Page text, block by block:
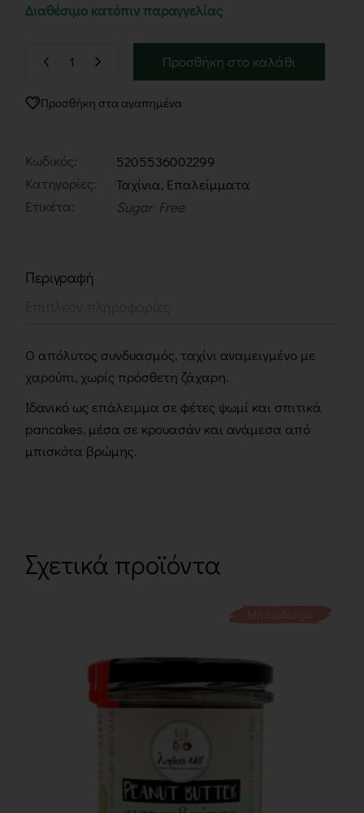
Διαθέσιμο κατόπιν παραγγελίας
Προσθήκη στο καλάθι
Προσθήκη στα αγαπημένα
Κωδικός:
5205536002299
Κατηγορίες:
Ταχίνια, Επαλείμματα
Ετικέτα:
Sugar Free
Περιγραφή
Ο απόλυτος συνδυασμός, ταχίνι αναμειγμένο µε
χαρούπι, χωρίς πρόσθετη ζάχαρη.
Ιδανικό ως επάλειμμα σε φέτες ψωμί και σπιτικά
pancakes, μέσα σε κρουασάν και ανάμεσα από
μπισκότα βρώµης.
Σχετικά προϊόντα
Μη διαθέσιμο